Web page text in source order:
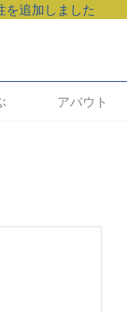
を追加しました
アバウト